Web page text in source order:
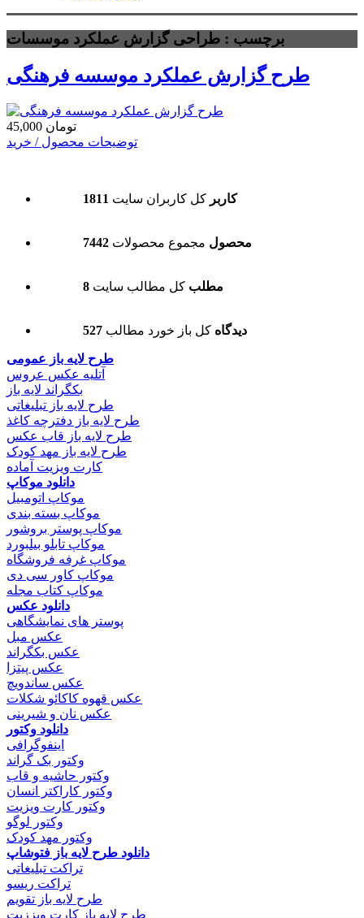
برچسب : طراحی گزارش عملکرد موسسات
طرح گزارش عملکرد موسسه فرهنگی
45,000 تومان
توضیحات محصول / خرید
1811 کاربر کل کاربران سایت
7442 محصول مجموع محصولات
8 مطلب کل مطالب سایت
527 دیدگاه کل باز خورد مطالب
طرح لایه باز عمومی
آتلیه عکس عروس
بکگراند لایه باز
طرح لایه باز تبلیغاتی
طرح لایه باز دفترچه کاغذ
طرح لایه باز قاب عکس
طرح لایه باز مهد کودک
کارت ویزیت آماده
دانلود موکاپ
موکاپ اتومبیل
موکاپ بسته بندی
موکاپ پوستر بروشور
موکاپ تابلو بیلبورد
موکاپ غرفه فروشگاه
موکاپ کاور سی دی
موکاپ کتاب مجله
دانلود عکس
پوستر های نمایشگاهی
عکس مبل
عکس بکگراند
عکس پیتزا
عکس ساندویچ
عکس قهوه کاکائو شکلات
عکس نان و شیرینی
دانلود وکتور
اینفوگرافی
وکتور بک گراند
وکتور حاشیه و قاب
وکتور کاراکتر انسان
وکتور کارت ویزیت
وکتور لوگو
وکتور مهد کودک
دانلود طرح لایه باز فتوشاپ
تراکت تبلیغاتی
تراکت ریسو
طرح لایه باز تقویم
طرح لایه باز کارت ویززیت